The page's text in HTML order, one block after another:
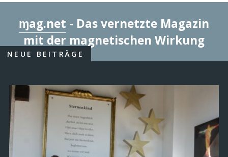
ɱag.net - Das vernetzte Magazin
mit der magnetischen Wirkung
NEUE BEITRÄGE